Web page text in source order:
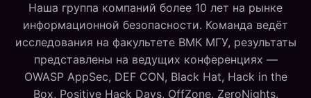
Наша группа компаний более 10 лет на рынке
информационной безопасности. Команда ведёт
исследования на факультете ВМК МГУ, результаты
представлены на ведущих конференциях —
OWASP AppSec, DEF CON, Black Hat, Hack in the
Box, Positive Hack Days, OffZone, ZeroNights.